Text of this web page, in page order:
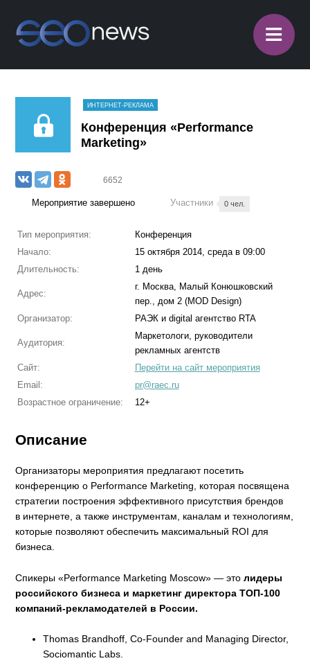
≡
ИНТЕРНЕТ-РЕКЛАМА
Конференция «Performance
Marketing»
6652
Мероприятие завершено Участники 0 чел.
Тип мероприятия:
Конференция
Начало:
15 октября 2014, среда в 09:00
Длительность:
1 день
Адрес:
г. Москва, Малый Конюшковский
пер., дом 2 (MOD Design)
Организатор:
РАЭК и digital агентство RTA
Аудитория:
Маркетологи, руководители
рекламных агентств
Сайт:
Перейти на сайт мероприятия
Email:
pr@raec.ru
Возрастное ограничение:
12+
Описание
Организаторы мероприятия предлагают посетить
конференцию о Performance Marketing, которая посвящена
стратегии построения эффективного присутствия брендов
в интернете, а также инструментам, каналам и технологиям,
которые позволяют обеспечить максимальный ROI для
бизнеса.
Спикеры «Performance Marketing Moscow» — этолидеры
российского бизнеса и маркетинг директора ТОП-100
компаний-рекламодателей в России.
Thomas Brandhoff, Co-Founder and Managing Director,
Sociomantic Labs.